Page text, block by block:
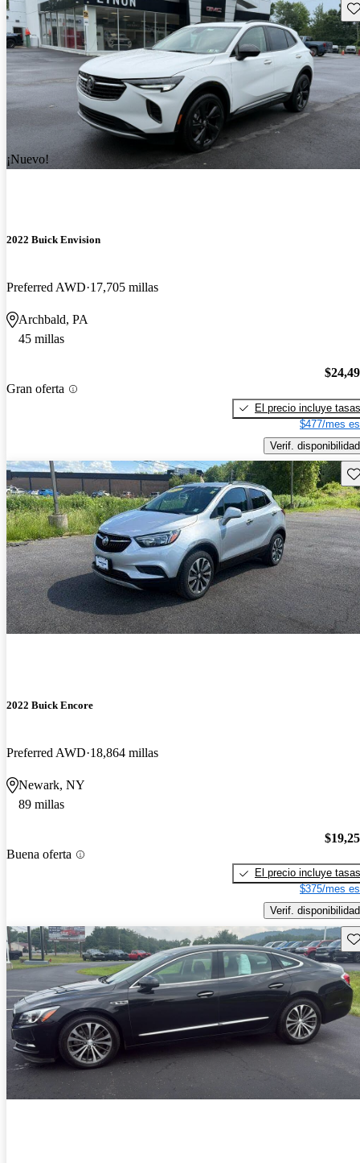
¡Nuevo!
2022 Buick Envision
Preferred AWD 17,705 millas
Archbald, PA
45 millas
Gran oferta
El precio incluye tasas
$477/mes
Verif. disponibilidad
2022 Buick Encore
Preferred AWD 18,864 millas
Newark, NY
89 millas
Buena oferta
El precio incluye tasas
$375/mes
Verif. disponibilidad